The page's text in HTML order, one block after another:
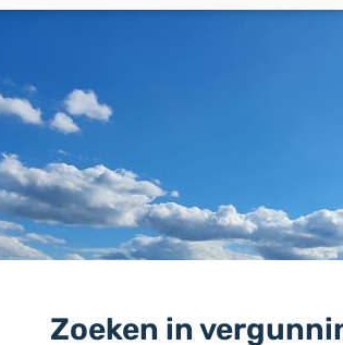
Zoeken in